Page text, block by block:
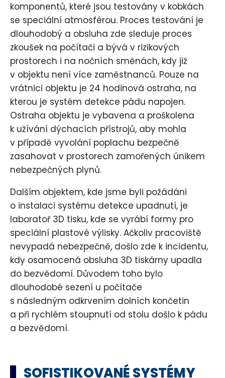
komponentů, které jsou testovány v kobkách
se speciální atmosférou. Proces testování je
dlouhodobý a obsluha zde sleduje proces
zkoušek na počítači a bývá v rizikových
prostorech i na nočních směnách, kdy již
v objektu není více zaměstnanců. Pouze na
vrátnici objektu je 24 hodinová ostraha, na
kterou je systém detekce pádu napojen.
Ostraha objektu je vybavena a proškolena
k užívání dýchacích přístrojů, aby mohla
v případě vyvolání poplachu bezpečně
zasahovat v prostorech zamořených únikem
nebezpečných plynů.
Dalším objektem, kde jsme byli požádáni
o instalaci systému detekce upadnutí, je
laboratoř 3D tisku, kde se vyrábí formy pro
speciální plastové výlisky. Ačkoliv pracoviště
nevypadá nebezpečně, došlo zde k incidentu,
kdy osamocená obsluha 3D tiskárny upadla
do bezvědomí. Důvodem toho bylo
dlouhodobé sezení u počítače
s následným odkrvením dolních končetin
a při rychlém stoupnutí od stolu došlo k pádu
a bezvědomí.
SOFISTIKOVANÉ SYSTÉMY